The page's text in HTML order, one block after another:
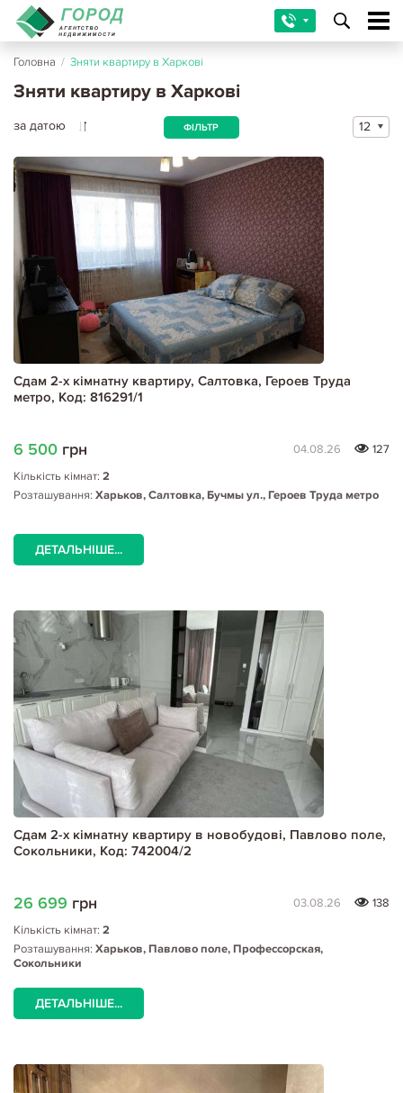
Головна / Зняти квартиру в Харкові
Зняти квартиру в Харкові
за датою ФІЛЬТР 12
Сдам 2-х кімнатну квартиру, Салтовка, Героев Труда
метро, Код: 816291/1
6 500 грн 04.08.26
127
Кількість кімнат: 2
Розташування: Харьков, Салтовка, Бучмы ул., Героев Труда метро
ДЕТАЛЬНІШЕ...
Сдам 2-х кімнатну квартиру в новобудові, Павлово поле,
Сокольники, Код: 742004/2
26 699 грн 03.08.26
138
Кількість кімнат: 2
Розташування: Харьков, Павлово поле, Профессорская,
Сокольники
ДЕТАЛЬНІШЕ...